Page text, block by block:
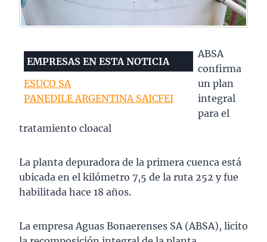
EMPRESAS EN ESTA NOTICIA
ESUCO SA
PANEDILE ARGENTINA SAICFEI
ABSA
confirma
un plan
integral
para el
tratamiento cloacal
La planta depuradora de la primera cuenca está
ubicada en el kilómetro 7,5 de la ruta 252 y fue
habilitada hace 18 años.
La empresa Aguas Bonaerenses SA (ABSA), licito